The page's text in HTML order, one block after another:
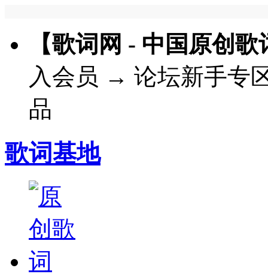
【歌词网 - 中国原创
入会员 → 论坛新手专
品
歌词基地